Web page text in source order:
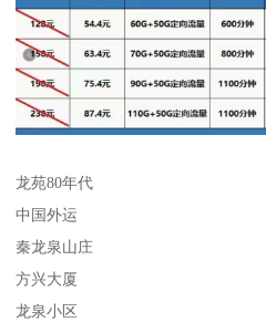
龙苑80年代
中国外运
秦龙泉山庄
方兴大厦
龙泉小区